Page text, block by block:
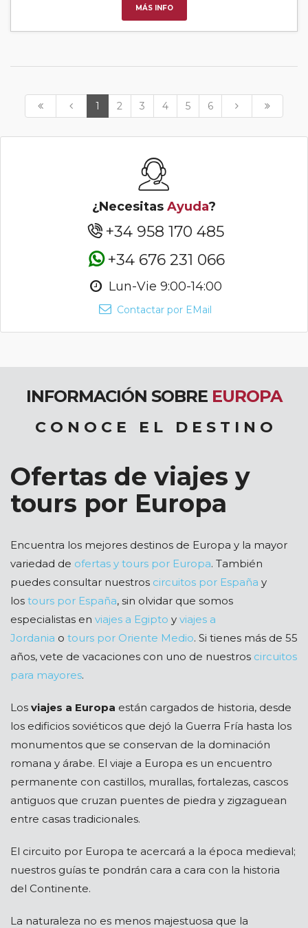
MÁS INFO
1 2 3 4 5 6
¿Necesitas Ayuda?
+34 958 170 485
+34 676 231 066
Lun-Vie 9:00-14:00
Contactar por EMail
INFORMACIÓN SOBRE EUROPA
C O N O C E E L D E S T I N O
Ofertas de viajes y
tours por Europa
Encuentra los mejores destinos de Europa y la mayor
variedad de ofertas y tours por Europa. También
puedes consultar nuestros circuitos por España y
los tours por España, sin olvidar que somos
especialistas en viajes a Egipto y viajes a
Jordania o tours por Oriente Medio. Si tienes más de 55
años, vete de vacaciones con uno de nuestros circuitos
para mayores.
Los viajes a Europa están cargados de historia, desde
los edificios soviéticos que dejó la Guerra Fría hasta los
monumentos que se conservan de la dominación
romana y árabe. El viaje a Europa es un encuentro
permanente con castillos, murallas, fortalezas, cascos
antiguos que cruzan puentes de piedra y zigzaguean
entre casas tradicionales.
El circuito por Europa te acercará a la época medieval;
nuestros guías te pondrán cara a cara con la historia
del Continente.
La naturaleza no es menos majestuosa que la